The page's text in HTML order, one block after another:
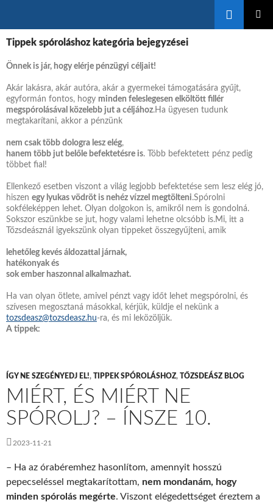
A
TARTALOMBA
Tippek spóroláshoz kategória bejegyzései
Önnek is jár, hogy elérje pénzügyi céljait!
Akár lakásra, akár autóra, akár a gyermekei támogatására gyűjt,
egyformán fontos, hogy minden feleslegesen elköltött fillér
megspórolásával közelebb jut a céljához.Ha ügyesen tudunk
megtakarítani, akkor a pénzünk
nem csak több dologra lesz elég,
hanem több jut belőle befektetésre is. Több befektetett pénz pedig
többet fial!
Ellenkező esetben viszont a világ legjobb befektetése sem lesz elég jó,
hiszen egy lyukas vödröt is nehéz vízzel megtölteni.Spórolni
sokféleképpen lehet. Olyan dolgokon is, amikről nem is gondolná.
Sokszor eszünkbe se jut, hogy valami lehetne olcsóbb is.Mi, itt a
Tőzsdeásznál igyekszünk olyan tippeket összegyűjteni, amik
lehetőleg kevés áldozattal járnak,
hatékonyakés
sok ember haszonnal alkalmazhat.
Ha van olyan ötlete, amivel pénzt vagy időt lehet megspórolni, és
szívesen megosztaná másokkal, kérjük, küldje el nekünk a
tozsdeasz@tozsdeasz.hu-ra, és mi leközöljük.
A tippek:
ÍGY NE SZEGÉNYEDJ EL!, TIPPEK SPÓROLÁSHOZ, TŐZSDEÁSZ BLOG
MIÉRT, ÉS MIÉRT NE
SPÓROLJ? – ÍNSZE 10.
2023-11-21
– Ha az órabéremhez hasonlítom, amennyit hosszú
pepecseléssel megtakarítottam, nem mondanám, hogy
minden spórolás megérte. Viszont elégedettséget éreztem a